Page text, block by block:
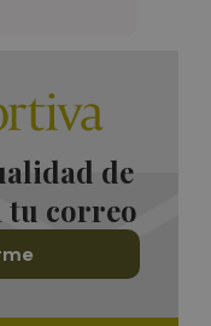
de
tu correo